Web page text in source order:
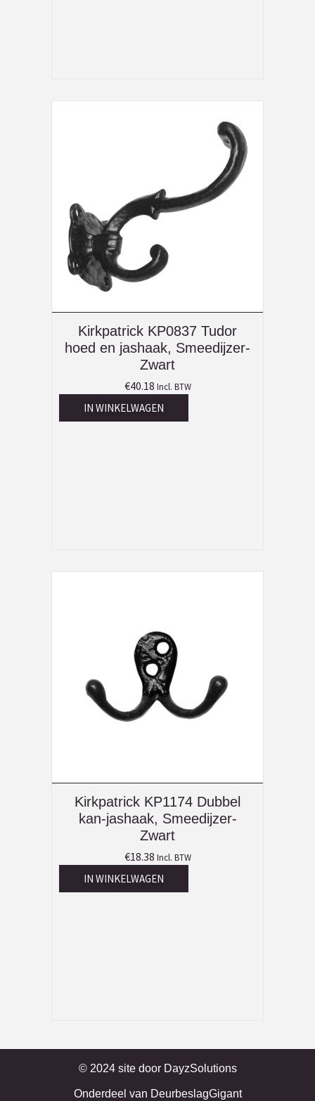
Kirkpatrick KP0837 Tudor
hoed en jashaak, Smeedijzer-
Zwart
€40.18 Incl. BTW
IN WINKELWAGEN
Kirkpatrick KP1174 Dubbel
kan-jashaak, Smeedijzer-
Zwart
€18.38 Incl. BTW
IN WINKELWAGEN
© 2024 site door DayzSolutions
Onderdeel van DeurbeslagGigant